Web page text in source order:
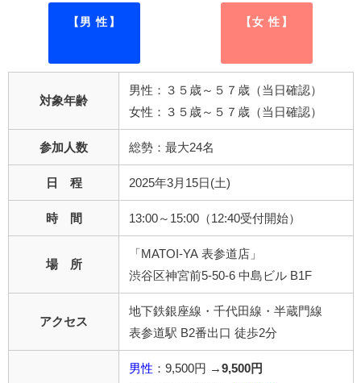
【男 性】 【女 性】
対象年齢
男性：３５歳～５７歳（当日確認）
女性：３５歳～５７歳（当日確認）
参加人数 総勢：最大24名
日 程 2025年3月15日(土)
時 間 13:00～15:00（12:40受付開始）
場 所
「MATOI-YA 表参道店」
渋谷区神宮前5-50-6 中島ビル B1F
アクセス
地下鉄銀座線・千代田線・半蔵門線
表参道駅 B2番出口 徒歩2分
男性 ：9,500円 → 9,500円